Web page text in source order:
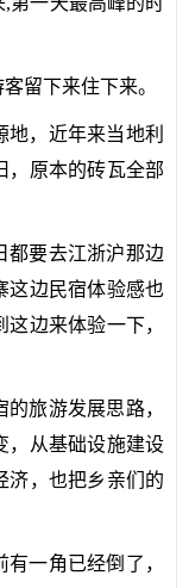
留下来住下来。
，近年来当地利
，原本的砖瓦全部
都要去江浙沪那边
这边民宿体验感也
边来体验一下，
旅游发展思路，
，从基础设施建设
济，也把乡亲们的
一角已经倒了，